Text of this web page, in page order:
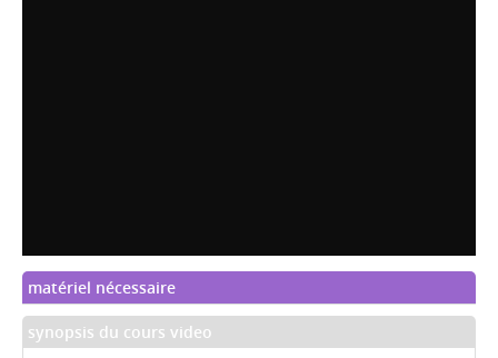
matériel nécessaire
synopsis du cours video